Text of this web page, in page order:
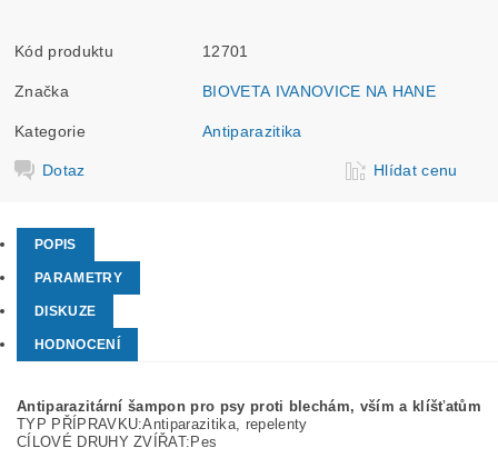
Kód produktu 12701
Značka BIOVETA IVANOVICE NA HANE
Kategorie Antiparazitika
Dotaz Hlídat cenu
POPIS
PARAMETRY
DISKUZE
HODNOCENÍ
Antiparazitární šampon pro psy proti blechám, vším a klíšťatům
TYP PŘÍPRAVKU:Antiparazitika, repelenty
CÍLOVÉ DRUHY ZVÍŘAT:Pes